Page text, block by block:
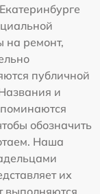
на ремонт,
публичной
и
обозначить
Наша
их
выполняются